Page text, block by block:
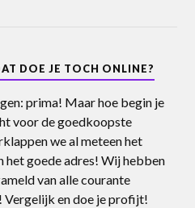
DOE JE TOCH ONLINE?
prima! Maar hoe begin je
voor de goedkoopste
we al meteen het
het goede adres! Wij hebben
van alle courante
Vergelijk en doe je profijt!